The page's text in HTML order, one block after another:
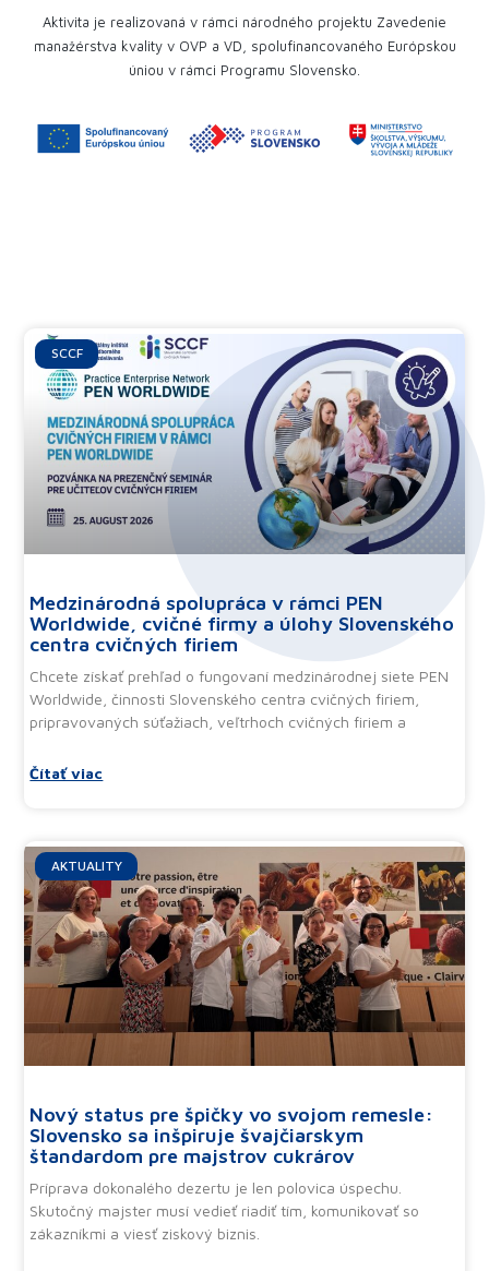
Aktivita je realizovaná v rámci národného projektu Zavedenie
manažérstva kvality v OVP a VD, spolufinancovaného Európskou
úniou v rámci Programu Slovensko.
Ďalšie články
SCCF
Medzinárodná spolupráca v rámci PEN
Worldwide, cvičné firmy a úlohy Slovenského
centra cvičných firiem
Chcete získať prehľad o fungovaní medzinárodnej siete PEN
Worldwide, činnosti Slovenského centra cvičných firiem,
pripravovaných súťažiach, veľtrhoch cvičných firiem a
Čítať viac
AKTUALITY
Nový status pre špičky vo svojom remesle:
Slovensko sa inšpiruje švajčiarskym
štandardom pre majstrov cukrárov
Príprava dokonalého dezertu je len polovica úspechu.
Skutočný majster musí vedieť riadiť tím, komunikovať so
zákazníkmi a viesť ziskový biznis.